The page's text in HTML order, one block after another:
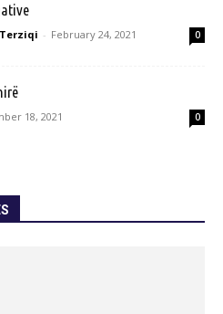
- February 24, 2021 0
18, 2021 0